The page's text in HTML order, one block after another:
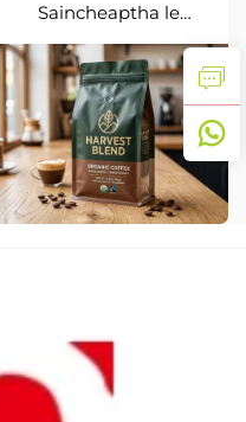
Saincheaptha le
Barraireard Ard do Bia
Orgánach